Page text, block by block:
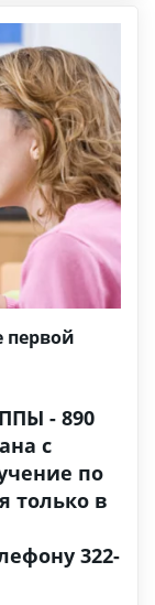
первой
- 890
с
по
только в
322-